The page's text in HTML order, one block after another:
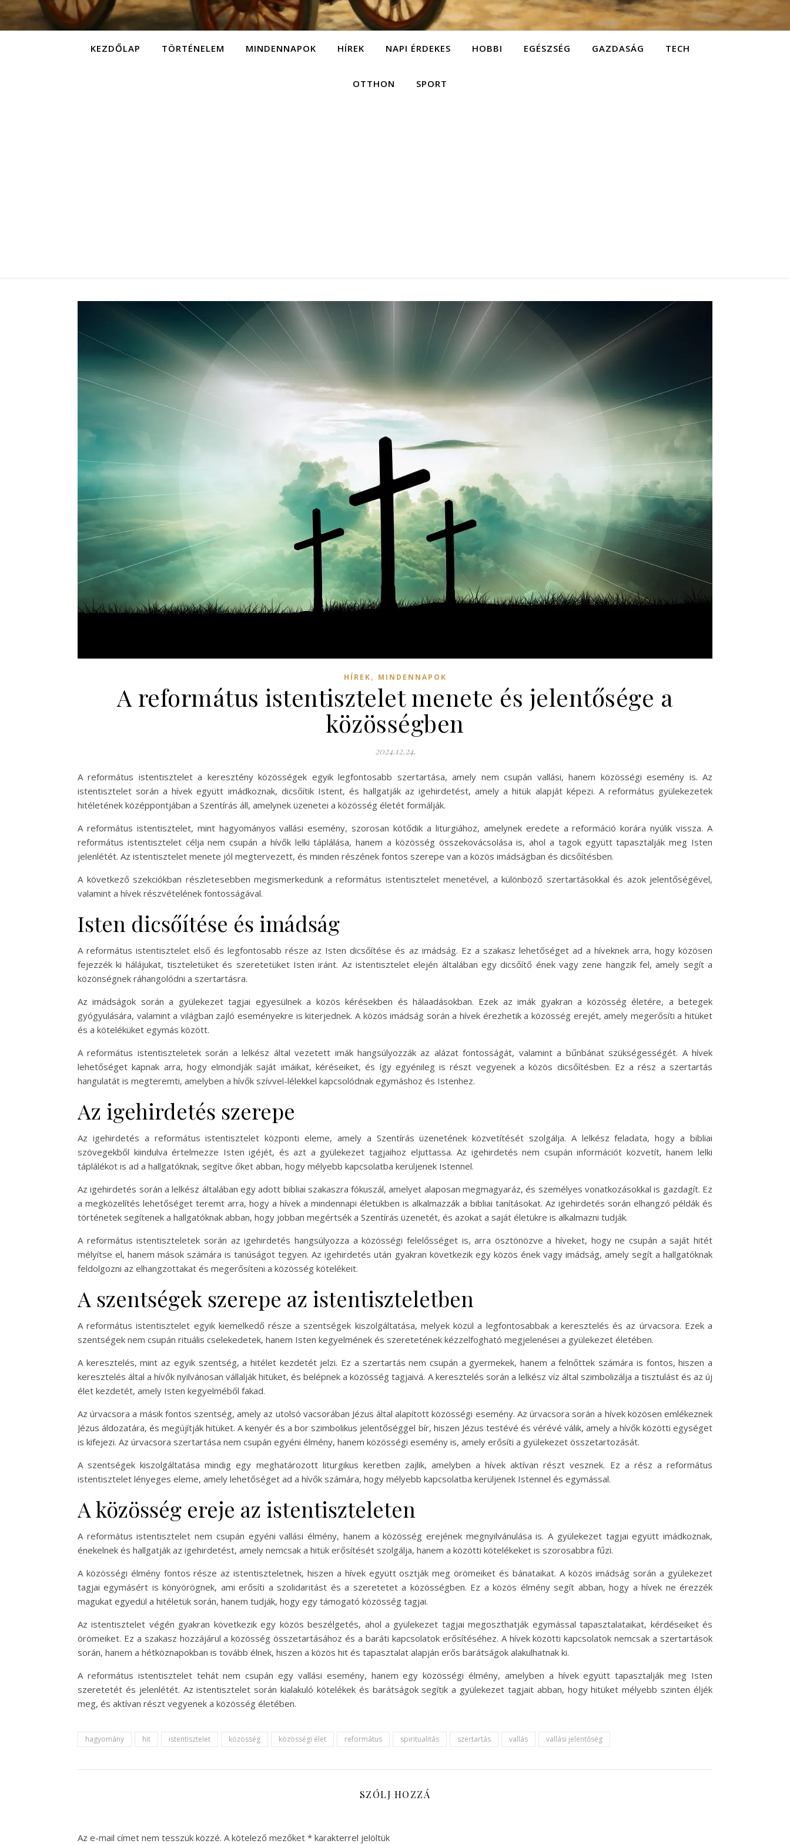
KEZDŐLAP TÖRTÉNELEM MINDENNAPOK HÍREK NAPI ÉRDEKES HOBBI EGÉSZSÉG GAZDASÁG TECH
OTTHON SPORT
HÍREK, MINDENNAPOK
A református istentisztelet menete és jelentősége a
közösségben
2024.12.24.
A református istentisztelet a keresztény közösségek egyik legfontosabb szertartása, amely nem csupán vallási, hanem közösségi esemény is. Az
istentisztelet során a hívek együtt imádkoznak, dicsőítik Istent, és hallgatják az igehirdetést, amely a hitük alapját képezi. A református gyülekezetek
hitéletének középpontjában a Szentírás áll, amelynek üzenetei a közösség életét formálják.
A református istentisztelet, mint hagyományos vallási esemény, szorosan kötődik a liturgiához, amelynek eredete a reformáció korára nyúlik vissza. A
református istentisztelet célja nem csupán a hívők lelki táplálása, hanem a közösség összekovácsolása is, ahol a tagok együtt tapasztalják meg Isten
jelenlétét. Az istentisztelet menete jól megtervezett, és minden részének fontos szerepe van a közös imádságban és dicsőítésben.
A következő szekciókban részletesebben megismerkedünk a református istentisztelet menetével, a különböző szertartásokkal és azok jelentőségével,
valamint a hívek részvételének fontosságával.
Isten dicsőítése és imádság
A református istentisztelet első és legfontosabb része az Isten dicsőítése és az imádság. Ez a szakasz lehetőséget ad a híveknek arra, hogy közösen
fejezzék ki hálájukat, tiszteletüket és szeretetüket Isten iránt. Az istentisztelet elején általában egy dicsőítő ének vagy zene hangzik fel, amely segít a
közönségnek ráhangolódni a szertartásra.
Az imádságok során a gyülekezet tagjai egyesülnek a közös kérésekben és hálaadásokban. Ezek az imák gyakran a közösség életére, a betegek
gyógyulására, valamint a világban zajló eseményekre is kiterjednek. A közös imádság során a hívek érezhetik a közösség erejét, amely megerősíti a hitüket
és a köteléküket egymás között.
A református istentiszteletek során a lelkész által vezetett imák hangsúlyozzák az alázat fontosságát, valamint a bűnbánat szükségességét. A hívek
lehetőséget kapnak arra, hogy elmondják saját imáikat, kéréseiket, és így egyénileg is részt vegyenek a közös dicsőítésben. Ez a rész a szertartás
hangulatát is megteremti, amelyben a hívők szívvel-lélekkel kapcsolódnak egymáshoz és Istenhez.
Az igehirdetés szerepe
Az igehirdetés a református istentisztelet központi eleme, amely a Szentírás üzenetének közvetítését szolgálja. A lelkész feladata, hogy a bibliai
szövegekből kiindulva értelmezze Isten igéjét, és azt a gyülekezet tagjaihoz eljuttassa. Az igehirdetés nem csupán információt közvetít, hanem lelki
táplálékot is ad a hallgatóknak, segítve őket abban, hogy mélyebb kapcsolatba kerüljenek Istennel.
Az igehirdetés során a lelkész általában egy adott bibliai szakaszra fókuszál, amelyet alaposan megmagyaráz, és személyes vonatkozásokkal is gazdagít. Ez
a megközelítés lehetőséget teremt arra, hogy a hívek a mindennapi életükben is alkalmazzák a bibliai tanításokat. Az igehirdetés során elhangzó példák és
történetek segítenek a hallgatóknak abban, hogy jobban megértsék a Szentírás üzenetét, és azokat a saját életükre is alkalmazni tudják.
A református istentiszteletek során az igehirdetés hangsúlyozza a közösségi felelősséget is, arra ösztönözve a híveket, hogy ne csupán a saját hitét
mélyítse el, hanem mások számára is tanúságot tegyen. Az igehirdetés után gyakran következik egy közös ének vagy imádság, amely segít a hallgatóknak
feldolgozni az elhangzottakat és megerősíteni a közösség kötelékeit.
A szentségek szerepe az istentiszteletben
A református istentisztelet egyik kiemelkedő része a szentségek kiszolgáltatása, melyek közül a legfontosabbak a keresztelés és az úrvacsora. Ezek a
szentségek nem csupán rituális cselekedetek, hanem Isten kegyelmének és szeretetének kézzelfogható megjelenései a gyülekezet életében.
A keresztelés, mint az egyik szentség, a hitélet kezdetét jelzi. Ez a szertartás nem csupán a gyermekek, hanem a felnőttek számára is fontos, hiszen a
keresztelés által a hívők nyilvánosan vállalják hitüket, és belépnek a közösség tagjaivá. A keresztelés során a lelkész víz által szimbolizálja a tisztulást és az új
élet kezdetét, amely Isten kegyelméből fakad.
Az úrvacsora a másik fontos szentség, amely az utolsó vacsorában Jézus által alapított közösségi esemény. Az úrvacsora során a hívek közösen emlékeznek
Jézus áldozatára, és megújítják hitüket. A kenyér és a bor szimbolikus jelentőséggel bír, hiszen Jézus testévé és vérévé válik, amely a hívők közötti egységet
is kifejezi. Az úrvacsora szertartása nem csupán egyéni élmény, hanem közösségi esemény is, amely erősíti a gyülekezet összetartozását.
A szentségek kiszolgáltatása mindig egy meghatározott liturgikus keretben zajlik, amelyben a hívek aktívan részt vesznek. Ez a rész a református
istentisztelet lényeges eleme, amely lehetőséget ad a hívők számára, hogy mélyebb kapcsolatba kerüljenek Istennel és egymással.
A közösség ereje az istentiszteleten
A református istentisztelet nem csupán egyéni vallási élmény, hanem a közösség erejének megnyilvánulása is. A gyülekezet tagjai együtt imádkoznak,
énekelnek és hallgatják az igehirdetést, amely nemcsak a hitük erősítését szolgálja, hanem a közötti kötelékeket is szorosabbra fűzi.
A közösségi élmény fontos része az istentiszteletnek, hiszen a hívek együtt osztják meg örömeiket és bánataikat. A közös imádság során a gyülekezet
tagjai egymásért is könyörögnek, ami erősíti a szolidaritást és a szeretetet a közösségben. Ez a közös élmény segít abban, hogy a hívek ne érezzék
magukat egyedül a hitéletük során, hanem tudják, hogy egy támogató közösség tagjai.
Az istentisztelet végén gyakran következik egy közös beszélgetés, ahol a gyülekezet tagjai megoszthatják egymással tapasztalataikat, kérdéseiket és
örömeiket. Ez a szakasz hozzájárul a közösség összetartásához és a baráti kapcsolatok erősítéséhez. A hívek közötti kapcsolatok nemcsak a szertartások
során, hanem a hétköznapokban is tovább élnek, hiszen a közös hit és tapasztalat alapján erős barátságok alakulhatnak ki.
A református istentisztelet tehát nem csupán egy vallási esemény, hanem egy közösségi élmény, amelyben a hívek együtt tapasztalják meg Isten
szeretetét és jelenlétét. Az istentisztelet során kialakuló kötelékek és barátságok segítik a gyülekezet tagjait abban, hogy hitüket mélyebb szinten éljék
meg, és aktívan részt vegyenek a közösség életében.
hagyomány hit istentisztelet közösség közösségi élet református spiritualitás szertartás vallás vallási jelentőség
SZÓLJ HOZZÁ
Az e-mail címet nem tesszük közzé. A kötelező mezőket * karakterrel jelöltük